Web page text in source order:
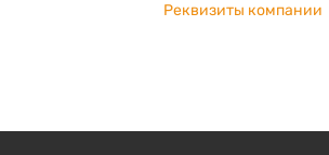
Реквизиты компании